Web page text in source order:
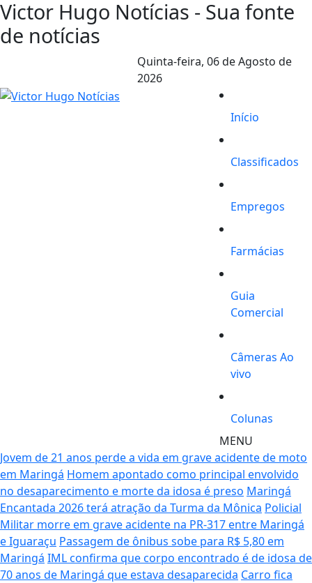
Victor Hugo Notícias - Sua fonte
de notícias
Quinta-feira, 06 de Agosto de
2026
Início
Classificados
Empregos
Farmácias
Guia
Comercial
Câmeras Ao
vivo
Colunas
MENU
Jovem de 21 anos perde a vida em grave acidente de moto
em Maringá Homem apontado como principal envolvido
no desaparecimento e morte da idosa é preso Maringá
Encantada 2026 terá atração da Turma da Mônica Policial
Militar morre em grave acidente na PR-317 entre Maringá
e Iguaraçu Passagem de ônibus sobe para R$ 5,80 em
Maringá IML confirma que corpo encontrado é de idosa de
70 anos de Maringá que estava desaparecida Carro fica